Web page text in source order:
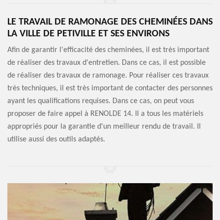
LE TRAVAIL DE RAMONAGE DES CHEMINÉES DANS
LA VILLE DE PETIVILLE ET SES ENVIRONS
Afin de garantir l'efficacité des cheminées, il est très important
de réaliser des travaux d'entretien. Dans ce cas, il est possible
de réaliser des travaux de ramonage. Pour réaliser ces travaux
très techniques, il est très important de contacter des personnes
ayant les qualifications requises. Dans ce cas, on peut vous
proposer de faire appel à RENOLDE 14. Il a tous les matériels
appropriés pour la garantie d'un meilleur rendu de travail. Il
utilise aussi des outils adaptés.